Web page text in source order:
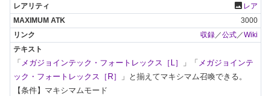
photo レア
3000
収録／公式／Wiki
「 メガジョインテック・フォートレックス［L］ 」「 メガジョインテ
ック・フォートレックス［R］
」と揃えてマキシマム召喚できる。
【条件】マキシマムモード